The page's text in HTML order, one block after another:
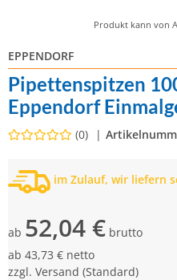
Produkt kann von
EPPENDORF
Pipettenspitzen
Eppendorf
(0)
im Zulauf, wir liefern
ab 52,04 € brutto
ab 43,73 € netto
zzgl. Versand (Standard)